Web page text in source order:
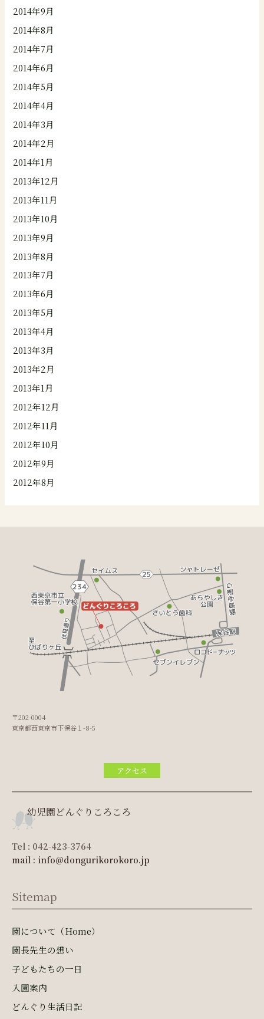
2014年9月
2014年8月
2014年7月
2014年6月
2014年5月
2014年4月
2014年3月
2014年2月
2014年1月
2013年12月
2013年11月
2013年10月
2013年9月
2013年8月
2013年7月
2013年6月
2013年5月
2013年4月
2013年3月
2013年2月
2013年1月
2012年12月
2012年11月
2012年10月
2012年9月
2012年8月
〒202-0004
東京都西東京市下保谷１-8-5
アクセス
幼児園どんぐりころころ
Tel : 042-423-3764
mail : info@dongurikorokoro.jp
Sitemap
園について（Home）
園長先生の想い
子どもたちの一日
入園案内
どんぐり生活日記